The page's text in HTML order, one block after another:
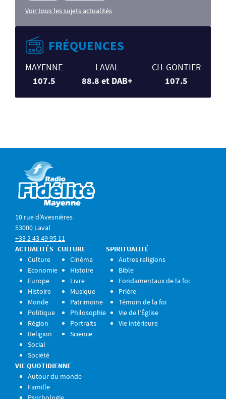
Voir tous les sujets actualités
FRÉQUENCES
MAYENNE
107.5
LAVAL
88.8 et DAB+
CH-GONTIER
107.5
10 rue d’Avesnières
53000 Laval
+33 2 43 49 95 11
ACTUALITÉS
Culture
Economie
Europe
Histoire
Monde
Politique
Région
Religion
Social
Société
CULTURE
Cinéma
Histoire
Livre
Musique
Patrimoine
Philosophie
Portraits
Science
SPIRITUALITÉ
Autres religions
Bible
Fondamentaux de la foi
Prière
Témoin de la foi
Vie de l’Église
Vie intérieure
VIE QUOTIDIENNE
Autour du monde
Famille